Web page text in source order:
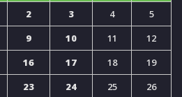
2 3 4
5
9 10 11
12
16 17 18
19
23 24 25
26